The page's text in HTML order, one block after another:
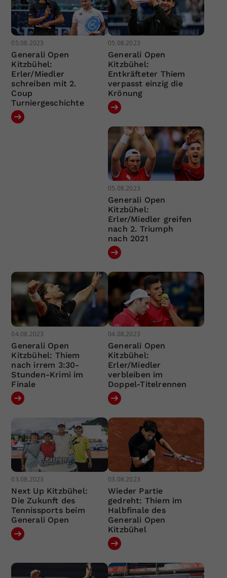
05.08.2023
Generali Open
Kitzbühel:
Erler/Miedler
schreiben mit 2.
Coup
Turniergeschichte
05.08.2023
Generali Open
Kitzbühel:
Entkräfteter Thiem
verpasst einzig die
Krönung
05.08.2023
Generali Open
Kitzbühel:
Erler/Miedler greifen
nach 2. Triumph
nach 2021
04.08.2023
Generali Open
Kitzbühel: Thiem
nach irrem 3:30-
Stunden-Krimi im
Finale
04.08.2023
Generali Open
Kitzbühel:
Erler/Miedler
verbleiben im
Doppel-Titelrennen
03.08.2023
Next Up Kitzbühel:
Die Zukunft des
Tennissports beim
Generali Open
03.08.2023
Wieder Partie
gedreht: Thiem im
Halbfinale des
Generali Open
Kitzbühel